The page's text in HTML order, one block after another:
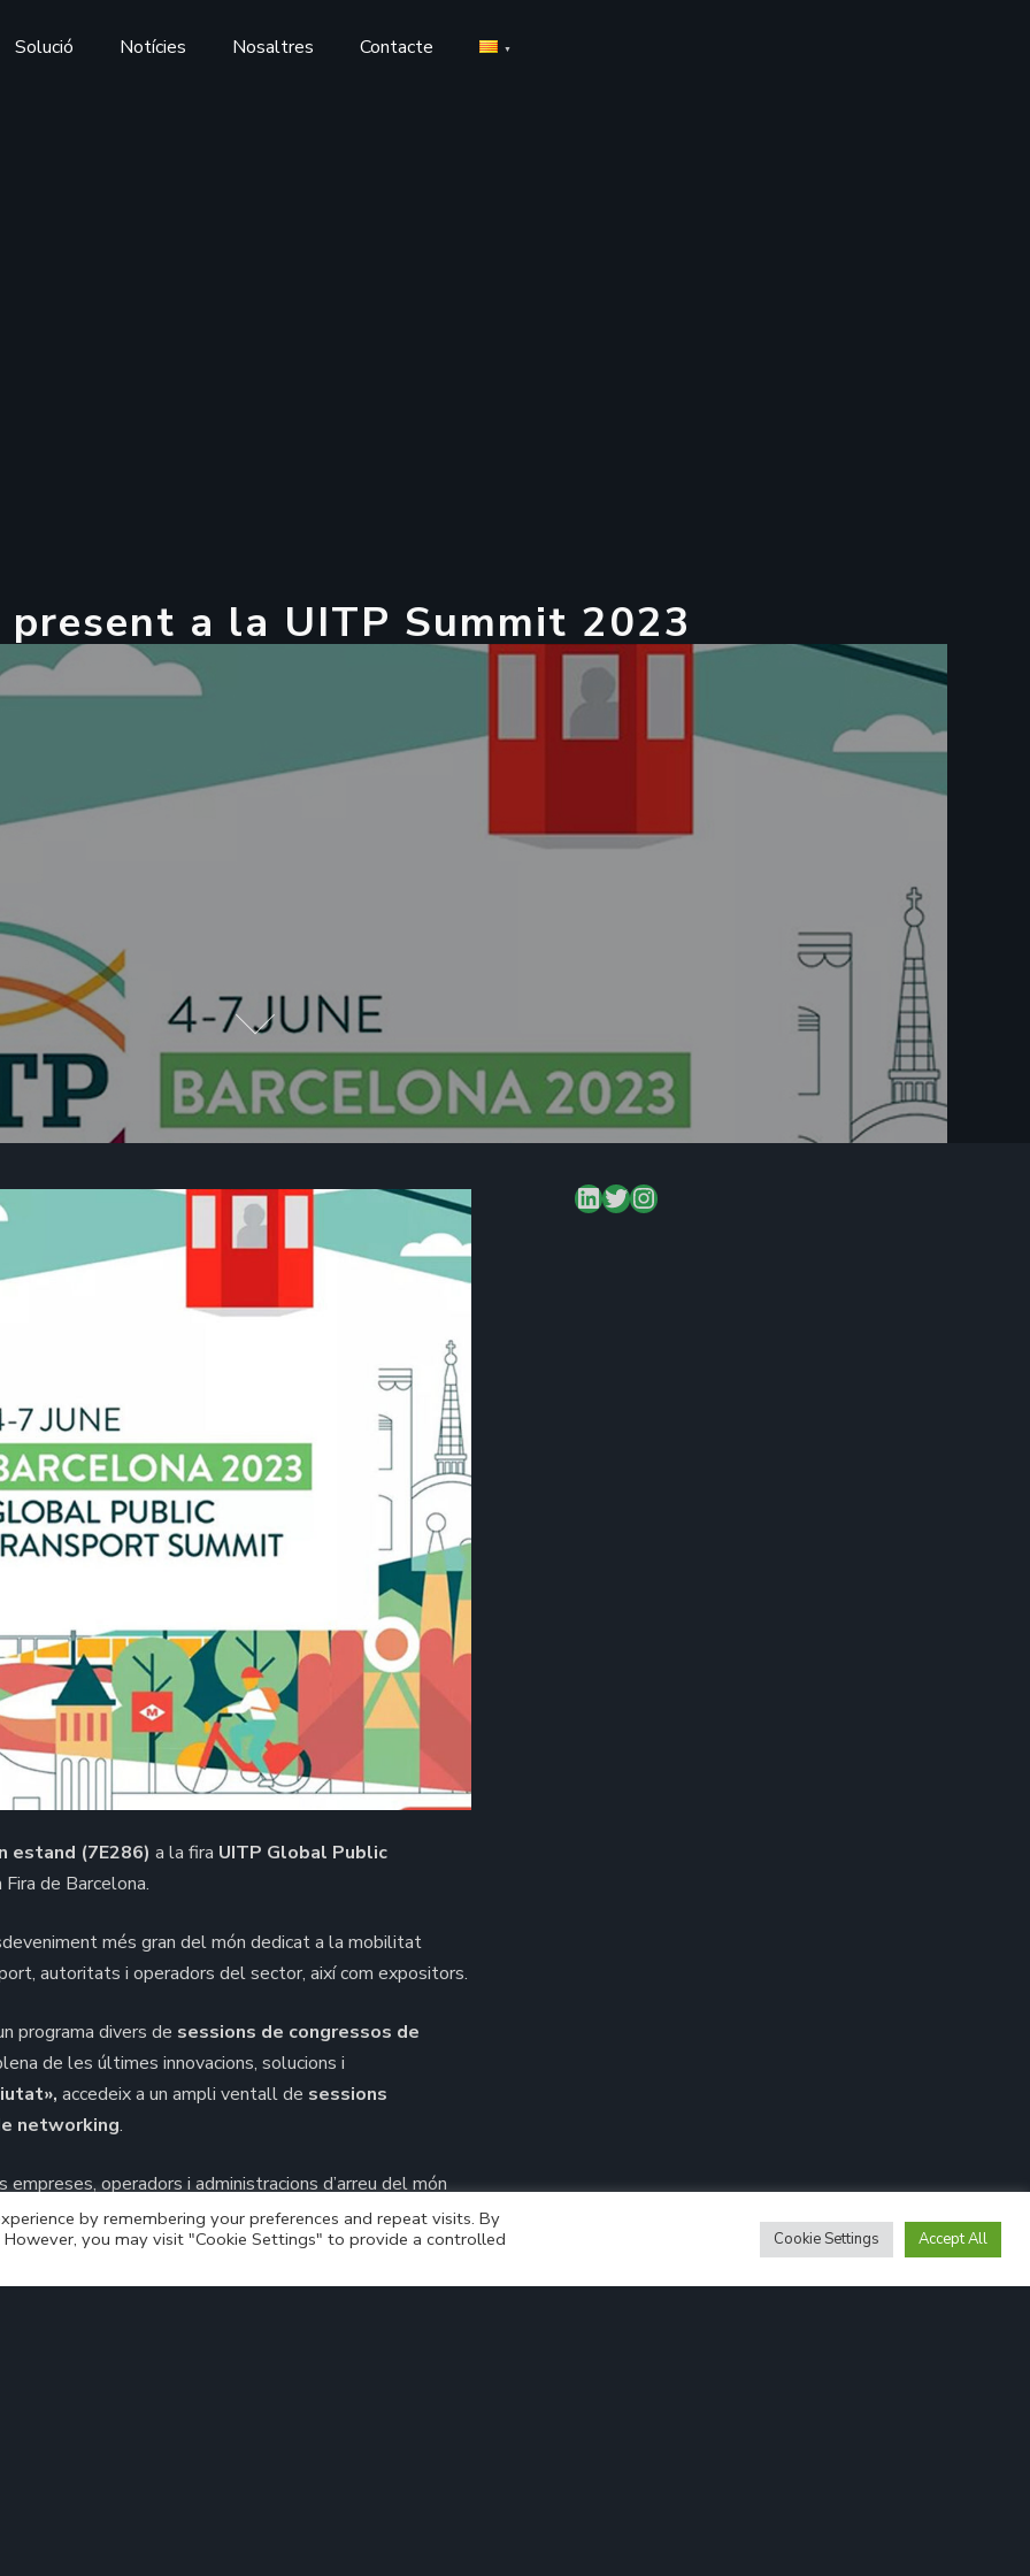
Solució Notícies Nosaltres Contacte
present a la UITP Summit 2023
estand (7E286) a la fira UITP Global Public
de Barcelona.
més gran del món dedicat a la mobilitat
autoritats i operadors del sector, així com expositors.
programa divers de sessions de congressos de
de les últimes innovacions, solucions i
accedeix a un ampli ventall de sessions
networking.
operadors i administracions d’arreu del món
sistema de transport a la demanda.
LinkedIn
Twitter
Instagram
by remembering your preferences and repeat visits. By
you may visit "Cookie Settings" to provide a controlled
Cookie Settings Accept All